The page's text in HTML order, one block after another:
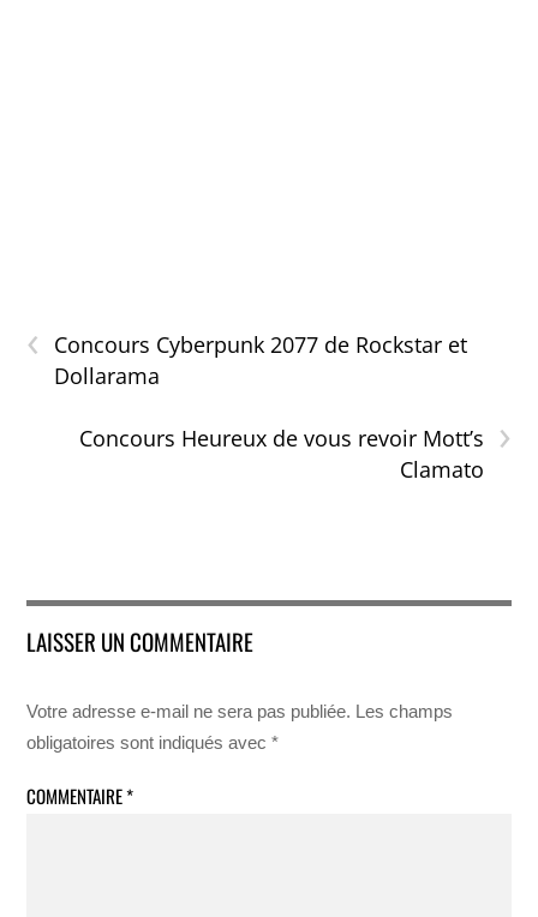
‹
Concours Cyberpunk 2077 de Rockstar et
Dollarama
›
Concours Heureux de vous revoir Mott’s
Clamato
LAISSER UN COMMENTAIRE
Votre adresse e-mail ne sera pas publiée. Les champs
obligatoires sont indiqués avec*
COMMENTAIRE*